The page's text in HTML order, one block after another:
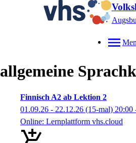
allgemeine
Finnisch A2 ab Lektion 2
01.09.26 - 22.12.26 (15-mal) 20:00
Online: Lernplattform vhs.cloud